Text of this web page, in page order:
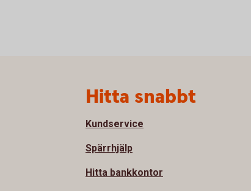
Hitta snabbt
Kundservice
Spärrhjälp
Hitta bankkontor